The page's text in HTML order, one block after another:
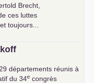
Brecht,
ces luttes
toujours...
départements réunis à
du 34e congrès